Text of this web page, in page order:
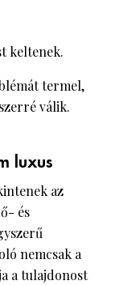
keltenek.
termel,
válik.
luxus
az
és
nemcsak a
a tulajdonost